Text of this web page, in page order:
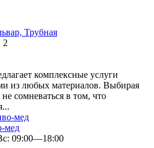
Трубная
2
комплексные услуги
из любых материалов. Выбирая
сомневаться в том, что
мед
09:00—18:00